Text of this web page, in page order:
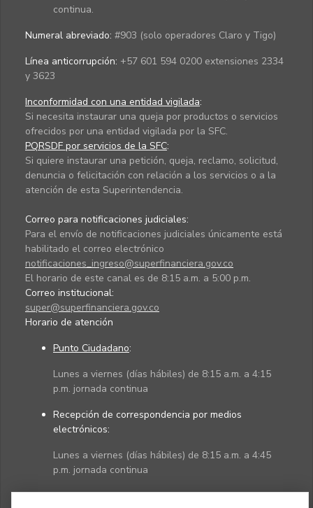
continua.
Numeral abreviado: #903 (solo operadores Claro y Tigo)
Línea anticorrupción: +57 601 594 0200 extensiones 2334
y 3623
Inconformidad con una entidad vigilada:
Si necesita instaurar una queja por productos o servicios
ofrecidos por una entidad vigilada por la SFC.
PQRSDF por servicios de la SFC:
Si quiere instaurar una petición, queja, reclamo, solicitud,
denuncia o felicitación con relación a los servicios o a la
atención de esta Superintendencia.
Correo para notificaciones judiciales:
Para el envío de notificaciones judiciales únicamente está
habilitado el correo electrónico
notificaciones_ingreso@superfinanciera.gov.co
El horario de este canal es de 8:15 a.m. a 5:00 p.m.
Correo institucional:
super@superfinanciera.gov.co
Horario de atención
Punto Ciudadano:
Lunes a viernes (días hábiles) de 8:15 a.m. a 4:15
p.m. jornada continua
Recepción de correspondencia por medios
electrónicos:
Lunes a viernes (días hábiles) de 8:15 a.m. a 4:45
p.m. jornada continua